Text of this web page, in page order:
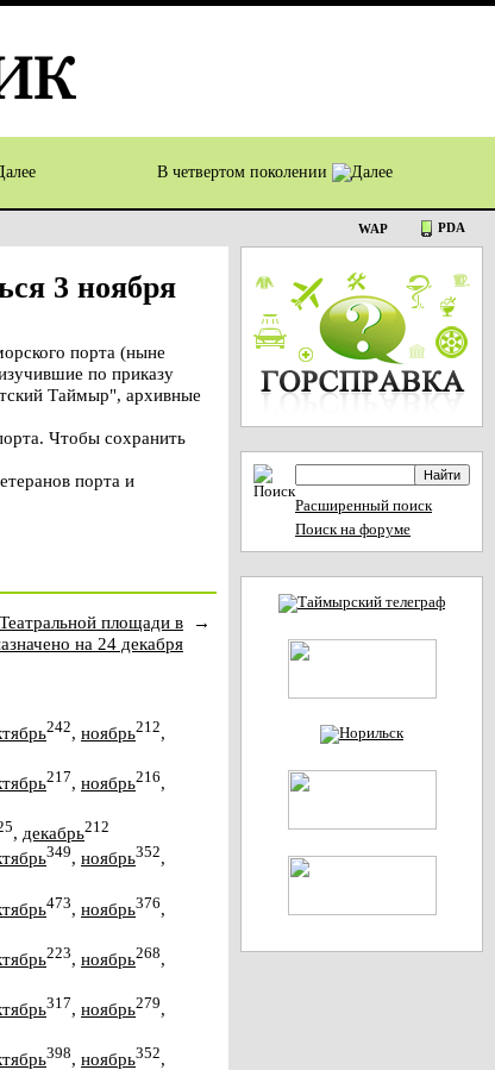
В четвертом поколении
WAP PDA
3 ноября
порта (ныне
по приказу
Таймыр", архивные
Чтобы сохранить
порта и
площади в
на 24 декабря
→
242, ноябрь212,
217, ноябрь216,
, декабрь212
349, ноябрь352,
473, ноябрь376,
223, ноябрь268,
317, ноябрь279,
398, ноябрь352,
Расширенный поиск
Поиск на форуме